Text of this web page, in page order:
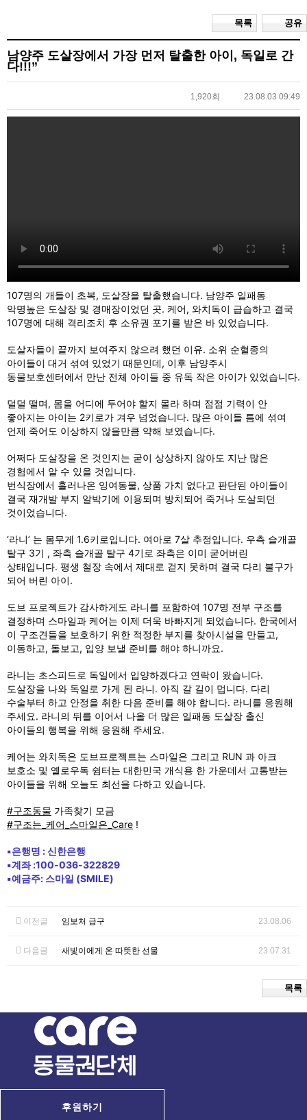
공유
목록
남양주 도살장에서 가장 먼저 탈출한 아이, 독일로 간
다!!!”
1,920회 23.08.03 09:49
107명의 개들이 초복, 도살장을 탈출했습니다. 남양주 일패동
악명높은 도살장 및 경매장이었던 곳. 케어, 와치독이 급습하고 결국
107명에 대해 격리조치 후 소유권 포기를 받은 바 있었습니다.
도살자들이 끝까지 보여주지 않으려 했던 이유. 소위 순혈종의
아이들이 대거 섞여 있었기 때문인데, 이후 남양주시
동물보호센터에서 만난 전체 아이들 중 유독 작은 아이가 있었습니다.
덜덜 떨며, 몸을 어디에 두어야 할지 몰라 하며 점점 기력이 안
좋아지는 아이는 2키로가 겨우 넘었습니다. 많은 아이들 틈에 섞여
언제 죽어도 이상하지 않을만큼 약해 보였습니다.
어쩌다 도살장을 온 것인지는 굳이 상상하지 않아도 지난 많은
경험에서 알 수 있을 것입니다.
번식장에서 흘러나온 잉여동물, 상품 가치 없다고 판단된 아이들이
결국 재개발 부지 알박기에 이용되며 방치되어 죽거나 도살되던
것이었습니다.
‘라니’ 는 몸무게 1.6키로입니다. 여아로 7살 추정입니다. 우측 슬개골
탈구 3기 , 좌측 슬개골 탈구 4기로 좌측은 이미 굳어버린
상태입니다. 평생 철장 속에서 제대로 걷지 못하며 결국 다리 불구가
되어 버린 아이.
도브 프로젝트가 감사하게도 라니를 포함하여 107명 전부 구조를
결정하며 스마일과 케어는 이제 더욱 바빠지게 되었습니다. 한국에서
이 구조견들을 보호하기 위한 적정한 부지를 찾아시설을 만들고,
이동하고, 돌보고, 입양 보낼 준비를 해야 하니까요.
라니는 초스피드로 독일에서 입양하겠다고 연락이 왔습니다.
도살장을 나와 독일로 가게 된 라니. 아직 갈 길이 멉니다. 다리
수술부터 하고 안정을 취한 다음 준비를 해야 합니다. 라니를 응원해
주세요. 라니의 뒤를 이어서 나올 더 많은 일패동 도살장 출신
아이들의 행복을 위해 응원해 주세요.
케어는 와치독은 도브프로젝트는 스마일은 그리고 RUN 과 아크
보호소 및 옐로우독 쉼터는 대한민국 개식용 한 가운데서 고통받는
아이들을 위해 오늘도 최선을 다하고 있습니다.
#구조동물 가족찾기 모금
#구조는_케어_스마일은_Care !
▪은행명 : 신한은행
▪계좌 :100-036-322829
▪예금주: 스마일 (SMILE)
이전글 임보처 급구 23.08.06
다음글 새빛이에게 온 따뜻한 선물 23.07.31
목록
후원하기